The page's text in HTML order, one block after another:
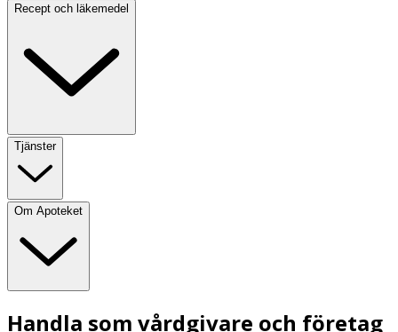
Recept och läkemedel
Tjänster
Om Apoteket
Handla som vårdgivare och företag